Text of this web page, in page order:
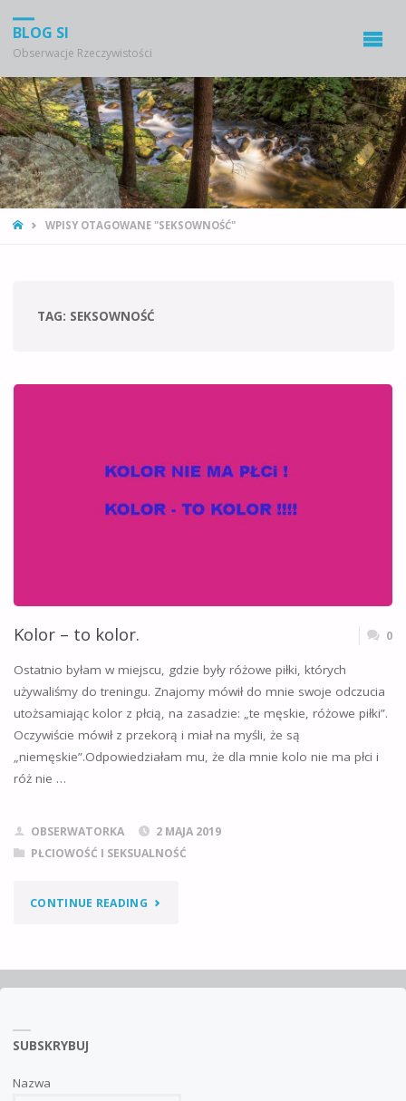
BLOG SI
Obserwacje Rzeczywistości
STRONA
WPISY OTAGOWANE "SEKSOWNOŚĆ"
TAG: SEKSOWNOŚĆ
Kolor – to kolor. 0
Ostatnio byłam w miejscu, gdzie były różowe piłki, których
używaliśmy do treningu. Znajomy mówił do mnie swoje odczucia
utożsamiając kolor z płcią, na zasadzie: „te męskie, różowe piłki”.
Oczywiście mówił z przekorą i miał na myśli, że są
„niemęskie”.Odpowiedziałam mu, że dla mnie kolo nie ma płci i
róż nie …
OBSERWATORKA
2 MAJA 2019
PŁCIOWOŚĆ I SEKSUALNOŚĆ
CONTINUE READING"KOLOR
TO
SUBSKRYBUJ
Nazwa